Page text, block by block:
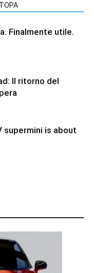
Finalmente utile.
Il ritorno del
supermini is about